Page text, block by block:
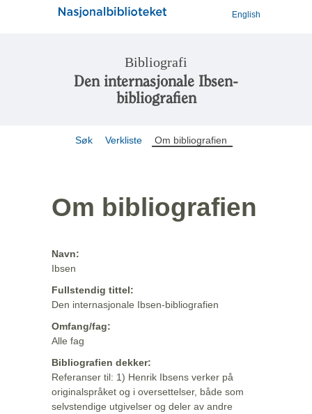
English
Bibliografi
Den internasjonale Ibsen-
bibliografien
Søk Verkliste Om bibliografien
Om bibliografien
Navn:
Ibsen
Fullstendig tittel:
Den internasjonale Ibsen-bibliografien
Omfang/fag:
Alle fag
Bibliografien dekker:
Referanser til: 1) Henrik Ibsens verker på
originalspråket og i oversettelser, både som
selvstendige utgivelser og deler av andre